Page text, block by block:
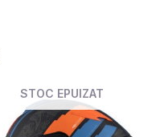
STOC EPUIZAT